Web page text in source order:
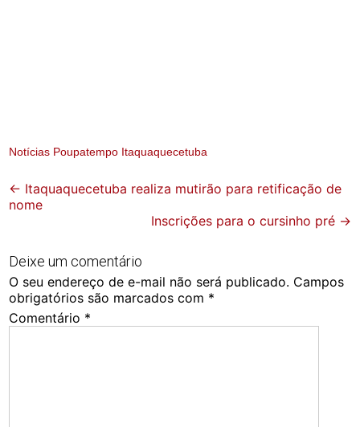
Notícias Poupatempo Itaquaquecetuba
Post
navigation
← Itaquaquecetuba realiza mutirão para retificação de
nome
Inscrições para o cursinho pré →
Deixe um comentário
O seu endereço de e-mail não será publicado. Campos
obrigatórios são marcados com *
Comentário *